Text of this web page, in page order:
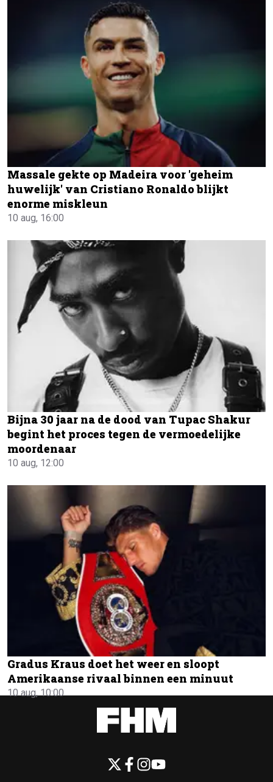
Massale gekte op Madeira voor 'geheim
huwelijk' van Cristiano Ronaldo blijkt
enorme miskleun
10 aug, 16:00
Bijna 30 jaar na de dood van Tupac Shakur
begint het proces tegen de vermoedelijke
moordenaar
10 aug, 12:00
Gradus Kraus doet het weer en sloopt
Amerikaanse rivaal binnen een minuut
10 aug, 10:00